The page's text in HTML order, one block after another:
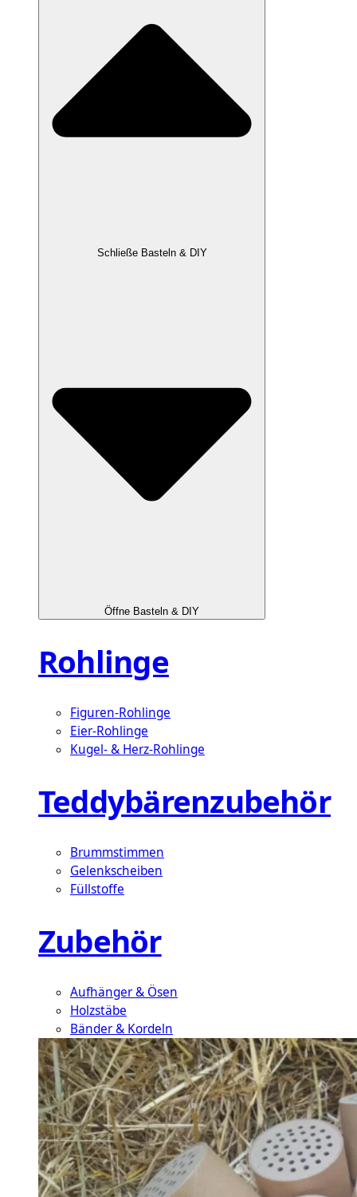
Schließe Basteln & DIY
Öffne Basteln & DIY
Rohlinge
Figuren-Rohlinge
Eier-Rohlinge
Kugel- & Herz-Rohlinge
Teddybärenzubehör
Brummstimmen
Gelenkscheiben
Füllstoffe
Zubehör
Aufhänger & Ösen
Holzstäbe
Bänder & Kordeln